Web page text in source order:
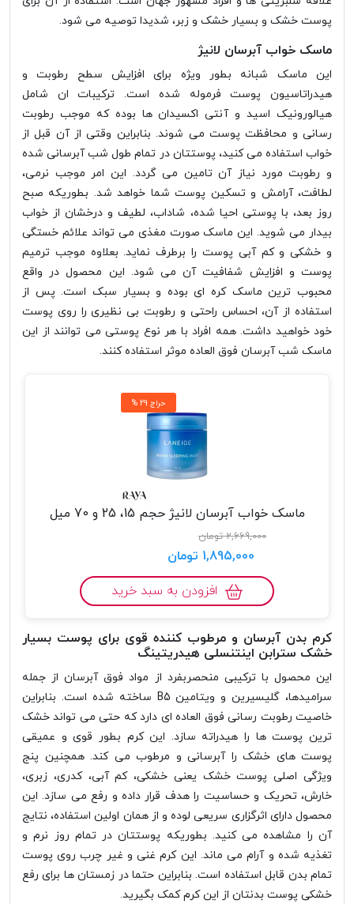
پوست خشک و بسیار خشک و زبر، شدیدا توصیه می شود.
ماسک خواب آبرسان لانیژ
این ماسک شبانه بطور ویژه برای افزایش سطح رطوبت و
هیدراتاسیون پوست فرموله شده است. ترکیبات ان شامل
هیالورونیک اسید و آنتی اکسیدان ها بوده که موجب رطوبت
رسانی و محافظت پوست می شوند. بنابراین وقتی از آن قبل از
خواب استفاده می کنید، پوستتان در تمام طول شب آبرسانی شده
و رطوبت مورد نیاز آن تامین می گردد. این امر موجب نرمی،
لطافت، آرامش و تسکین پوست شما خواهد شد. بطوریکه صبح
روز بعد، با پوستی احیا شده، شاداب، لطیف و درخشان از خواب
بیدار می شوید. این ماسک صورت مغذی می تواند علائم خستگی
و خشکی و کم آبی پوست را برطرف نماید. بعلاوه موجب ترمیم
پوست و افزایش شفافیت آن می شود. این محصول در واقع
محبوب ترین ماسک کره ای بوده و بسیار سبک است. پس از
استفاده از آن، احساس راحتی و رطوبت بی نظیری را روی پوست
خود خواهید داشت. همه افراد با هر نوع پوستی می توانند از این
ماسک شب آبرسان فوق العاده موثر استفاده کنند.
ماسک خواب آبرسان لانیژ حجم 15، 25 و 70 میل
2,669,000 تومان
1,895,000 تومان
افزودن به سبد خرید
% حراج 29
کرم بدن آبرسان و مرطوب کننده قوی برای پوست بسیار
خشک سترابن اینتنسلی هیدریتینگ
این محصول با ترکیبی منحصربفرد از مواد فوق آبرسان از جمله
سرامیدها، گلیسیرین و ویتامین B5 ساخته شده است. بنابراین
خاصیت رطوبت رسانی فوق العاده ای دارد که حتی می تواند خشک
ترین پوست ها را هیدراته سازد. این کرم بطور قوی و عمیقی
پوست های خشک را آبرسانی و مرطوب می کند. همچنین پنج
ویژگی اصلی پوست خشک یعنی خشکی، کم آبی، کدری، زبری،
خارش، تحریک و حساسیت را هدف قرار داده و رفع می سازد. این
محصول دارای اثرگزاری سریعی لوده و از همان اولین استفاده، نتایج
آن را مشاهده می کنید. بطوریکه پوستتان در تمام روز نرم و
تغذیه شده و آرام می ماند. این کرم غنی و غیر چرب روی پوست
تمام بدن قابل استفاده است. بنابراین حتما در زمستان ها برای رفع
خشکی پوست بدنتان از این کرم کمک بگیرید.